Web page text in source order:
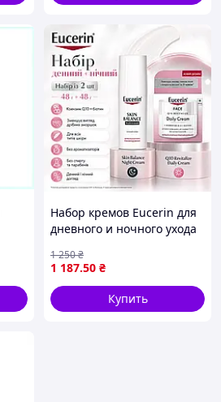
Набор кремов Eucerin для
дневного и ночного ухода
дневной крем для лица с
коэнзимом Q10, без
отдушки, 48 г
1 187.50 ₴
1 250₴
Купить